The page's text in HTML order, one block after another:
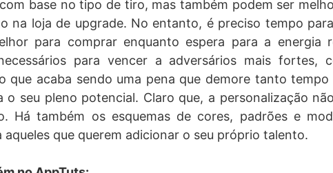
base no tipo de tiro, mas também podem ser
na loja de upgrade. No entanto, é preciso tempo
para comprar enquanto espera para a energia
para vencer a adversários mais fortes,
que acaba sendo uma pena que demore tanto
o seu pleno potencial. Claro que, a personalização
Há também os esquemas de cores, padrões e
aqueles que querem adicionar o seu próprio talento.